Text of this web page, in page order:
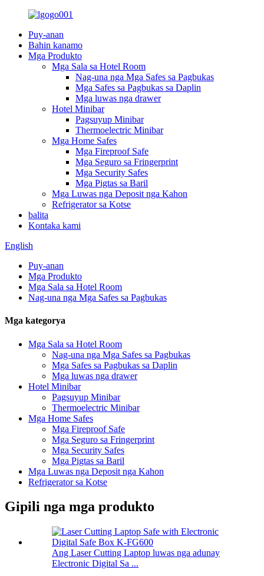
Puy-anan
Bahin kanamo
Mga Produkto
Mga Sala sa Hotel Room
Nag-una nga Mga Safes sa Pagbukas
Mga Safes sa Pagbukas sa Daplin
Mga luwas nga drawer
Hotel Minibar
Pagsuyup Minibar
Thermoelectric Minibar
Mga Home Safes
Mga Fireproof Safe
Mga Seguro sa Fringerprint
Mga Security Safes
Mga Pigtas sa Baril
Mga Luwas nga Deposit nga Kahon
Refrigerator sa Kotse
balita
Kontaka kami
English
Puy-anan
Mga Produkto
Mga Sala sa Hotel Room
Nag-una nga Mga Safes sa Pagbukas
Mga kategorya
Mga Sala sa Hotel Room
Nag-una nga Mga Safes sa Pagbukas
Mga Safes sa Pagbukas sa Daplin
Mga luwas nga drawer
Hotel Minibar
Pagsuyup Minibar
Thermoelectric Minibar
Mga Home Safes
Mga Fireproof Safe
Mga Seguro sa Fringerprint
Mga Security Safes
Mga Pigtas sa Baril
Mga Luwas nga Deposit nga Kahon
Refrigerator sa Kotse
Gipili nga mga produkto
Ang Laser Cutting Laptop luwas nga adunay
Electronic Digital Sa ...